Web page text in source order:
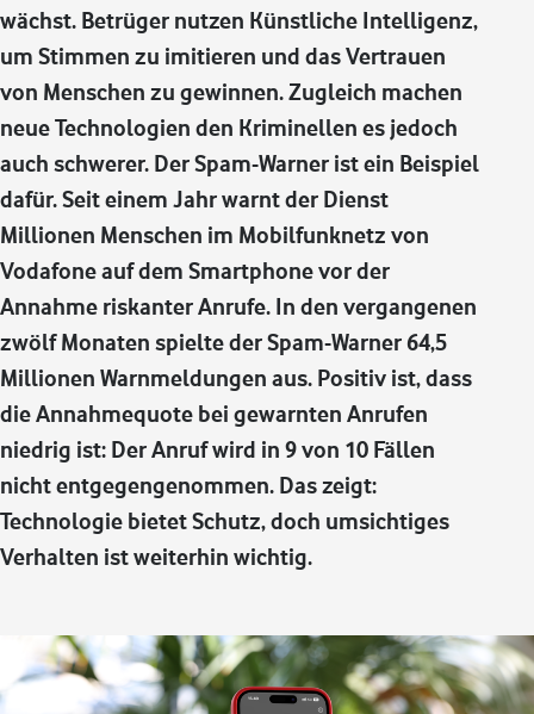
wächst. Betrüger nutzen Künstliche Intelligenz,
um Stimmen zu imitieren und das Vertrauen
von Menschen zu gewinnen. Zugleich machen
neue Technologien den Kriminellen es jedoch
auch schwerer. Der Spam-Warner ist ein Beispiel
dafür. Seit einem Jahr warnt der Dienst
Millionen Menschen im Mobilfunknetz von
Vodafone auf dem Smartphone vor der
Annahme riskanter Anrufe. In den vergangenen
zwölf Monaten spielte der Spam-Warner 64,5
Millionen Warnmeldungen aus. Positiv ist, dass
die Annahmequote bei gewarnten Anrufen
niedrig ist: Der Anruf wird in 9 von 10 Fällen
nicht entgegengenommen. Das zeigt:
Technologie bietet Schutz, doch umsichtiges
Verhalten ist weiterhin wichtig.